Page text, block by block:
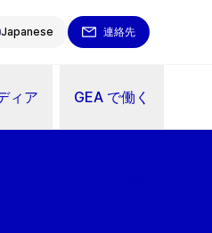
Japanese 連絡先
ィア GEA で働く